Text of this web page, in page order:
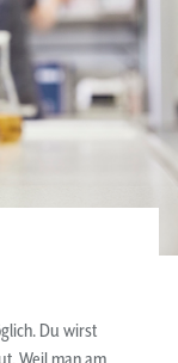
Du wirst